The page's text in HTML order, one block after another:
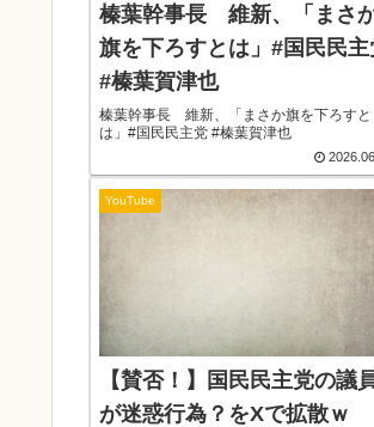
榛葉幹事長 維新、「まさ
旗を下ろすとは」#国民民主
#榛葉賀津也
榛葉幹事長 維新、「まさか旗を下ろすと
は」#国民民主党 #榛葉賀津也
YouTube
【賛否！】国民民主党の議
が迷惑行為？をXで拡散ｗ